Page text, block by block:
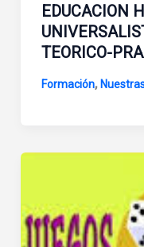
EDUCACION
TEORICO-
Formación,